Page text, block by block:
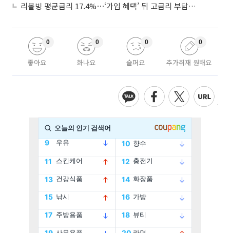
리볼빙 평균금리 17.4%⋯‘가입 혜택’ 뒤 고금리 부담 주의
좋아요
0
화나요
0
슬퍼요
0
추가취재 원해요
0